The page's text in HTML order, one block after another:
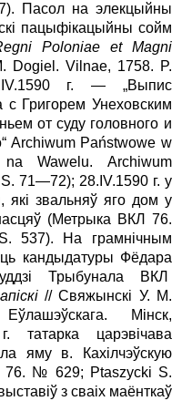
Пасол на элекцыйны
пацыфікацыйны сойм
Poloniae et Magni
Dogiel. Vilnae, 1758. P.
г. — „Выпис
Григорем Уне­ховским
от суду головного и
Archiwum Państwowe w
Wawelu. Archiwum
71—72); 28.IV.1590 г. у
які звальняў яго дом у
(Метрыка ВКЛ 76.
S. 537). На грамнічным
кандыдатуры Фёдара
Трыбунала ВКЛ
iскi// Свяжынскi У. М.
Мінск,
царэвічава
яму в. Кахілчэўскую
76. № 629; Ptaszycki S.
з сваіх маёнткаў